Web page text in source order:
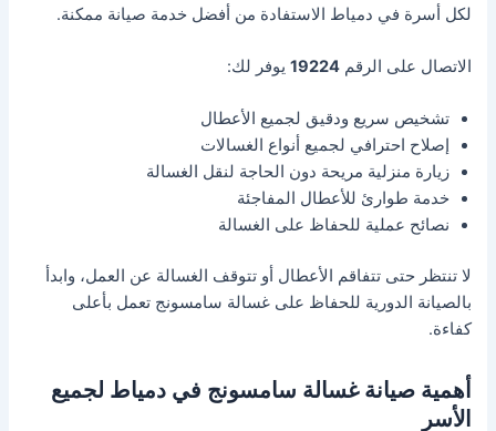
لكل أسرة في دمياط الاستفادة من أفضل خدمة صيانة ممكنة.
الاتصال على الرقم19224 يوفر لك:
تشخيص سريع ودقيق لجميع الأعطال
إصلاح احترافي لجميع أنواع الغسالات
زيارة منزلية مريحة دون الحاجة لنقل الغسالة
خدمة طوارئ للأعطال المفاجئة
نصائح عملية للحفاظ على الغسالة
لا تنتظر حتى تتفاقم الأعطال أو تتوقف الغسالة عن العمل، وابدأ
بالصيانة الدورية للحفاظ على غسالة سامسونج تعمل بأعلى
كفاءة.
أهمية صيانة غسالة سامسونج في دمياط لجميع
الأسر